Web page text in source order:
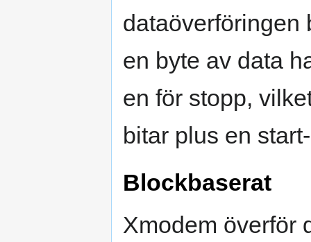
dataöverföringen
en byte av data
en för stopp,
bitar plus en
Blockbaserat
Xmodem överför